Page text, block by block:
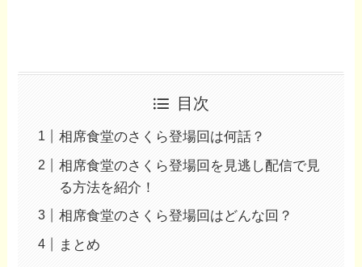
目次
相席食堂のさくら登場回は何話？
相席食堂のさくら登場回を見逃し配信で見
る方法を紹介！
相席食堂のさくら登場回はどんな回？
まとめ